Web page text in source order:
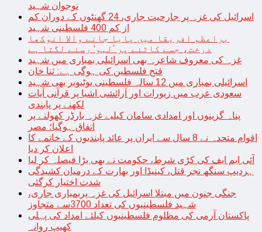
نوجوان شہید
اسرائیل کی غزہ پر جارحیت جاری، 24 گھنٹوں کے دوران کم
از کم 400 فلسطینی شہید
براعظم افریقا میں پایا جانے والا انوکھا
درخت، جسے کاٹنے پر ’لہو‘ رسنے لگتا ہے
غزہ کی معروف شاعرہ بھی اسرائیلی بمباری میں شہید
فتح فلسطین کی ہوگی ہے: ثنا خان
اسرائیلی بمباری میں 12 سالہ فلسطینی یوٹیوبر بھی شہید
سعودی عرب میں زیورات اور آرائشی اشیا پر قرآنی آیات
لکھنے پر پابندی
پناہ گزینوں اور امدادی سامان کیلیے غزہ بارڈر کھولنے پر
اتفاق ہوگیا؛ مصر
اقوام متحدہ نے 8 سال سے ایران پر عائد پابندیوں کے خاتمے کا
اعلان کر دیا
آئی ایم ایف کی کڑی شرط، حکومت نے بھی بڑا فیصلہ کر لیا
ہردیپ سنگھ نجر قتل، کینیڈا اور بھارت کے درمیان کشیدگی
شدت اختیار کرگئی
جنگی جنون میں مبتلا اسرائیل کی غزہ پربمباری جاری،
شہید فلسطینیوں کی تعداد 3700سے متجاوز
پاکستان آرمی کی مظلوم فلسطینیوں کیلئے امداد کی پہلی
کھیپ روانہ